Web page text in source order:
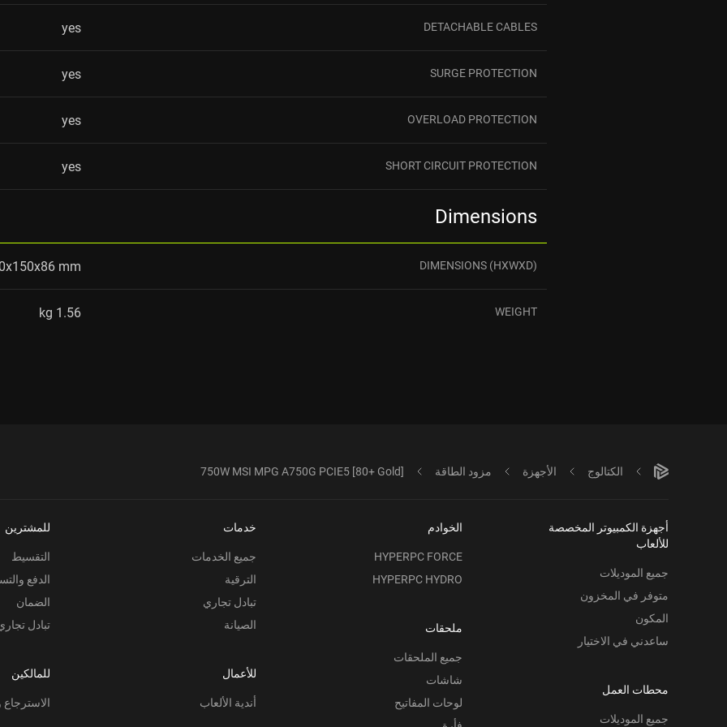
DETACHABLE CABLES
yes
SURGE PROTECTION
yes
OVERLOAD PROTECTION
yes
SHORT CIRCUIT PROTECTION
yes
Dimensions
DIMENSIONS (HXWXD)
mm
WEIGHT
1.56 kg
الكتالوج الأجهزة مزود الطاقة 750W MSI MPG A750G PCIE5 [80+ Gold]
أجهزة الكمبيوتر المخصصة
للألعاب
جميع الموديلات
متوفر في المخزون
المكون
ساعدني في الاختيار
محطات العمل
جميع الموديلات
الخوادم
HYPERPC FORCE
HYPERPC HYDRO
ملحقات
جميع الملحقات
شاشات
لوحات المفاتيح
خدمات
جميع الخدمات
الترقية
تبادل تجاري
الصيانة
للأعمال
أندية الألعاب
للمشترين
التقسيط
الدفع
الضمان
تبادل
للمالكين
الاسترجاع